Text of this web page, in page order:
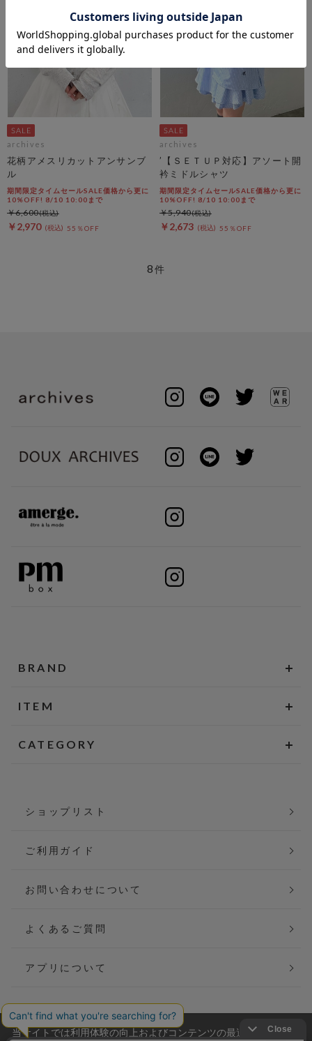
archives
花柄アメスリカットアンサンブ
ル
期間限定タイムセールSALE価格から更に
10%OFF! 8/10 10:00まで
￥2,970 55％OFF
￥6,600
archives
’【ＳＥＴＵＰ対応】アソート開
衿ミドルシャツ
期間限定タイムセールSALE価格から更に
10%OFF! 8/10 10:00まで
￥2,673 55％OFF
￥5,940
8件
BRAND
ITEM
CATEGORY
ショップリスト
ご利用ガイド
お問い合わせについて
よくあるご質問
アプリについて
当サイトでは利用体験の向上およびコンテンツの最適な提供、ト